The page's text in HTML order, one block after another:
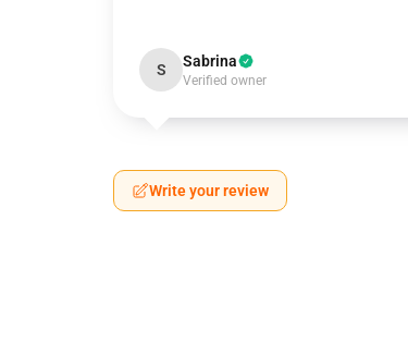
S Sabrina
Verified owner
Write your review